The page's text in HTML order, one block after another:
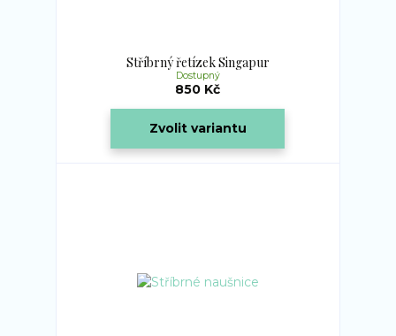
Stříbrný řetízek Singapur
850 Kč
Dostupný
Zvolit variantu